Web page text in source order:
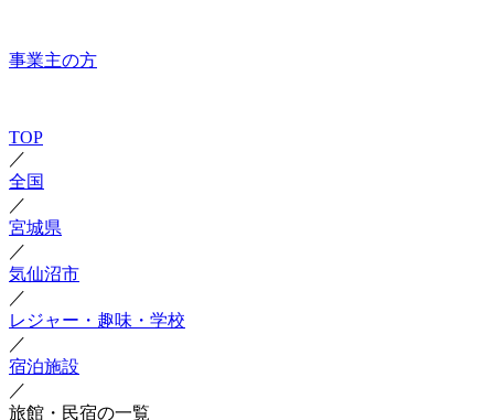
事業主の方
TOP
／
全国
／
宮城県
／
気仙沼市
／
レジャー・趣味・学校
／
宿泊施設
／
旅館・民宿の一覧